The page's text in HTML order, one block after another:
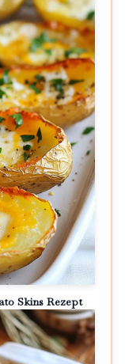
Skins Rezept